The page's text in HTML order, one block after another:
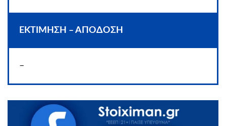
ΕΚΤΙΜΗΣΗ – ΑΠΟΔΟΣΗ
–